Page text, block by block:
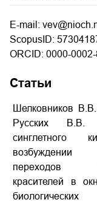
E-mail:
ScopusID:
ORCID: 0000-
Статьи
Шелковников
Русских В.В.
синглетного
возбуждении
переходов
красителей в